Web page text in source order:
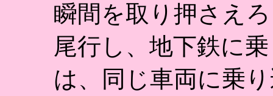
瞬間を取り押さえ
尾行し、地下鉄に
は、同じ車両に乗